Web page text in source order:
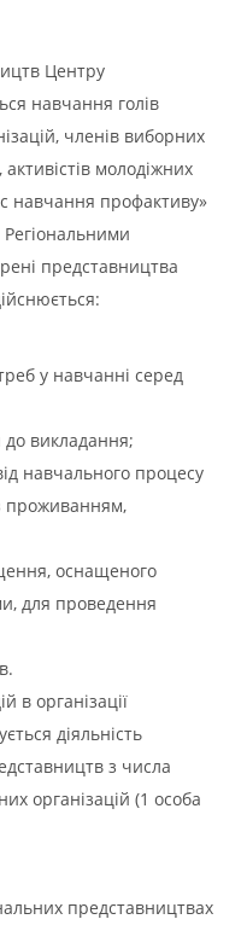
Центру
навчання голів
членів виборних
молодіжних
навчання профактиву»
представництва
у навчанні серед
до викладання;
навчального процесу
проживанням,
оснащеного
для проведення
в організації
діяльність
з числа
організацій (1 особа
представництвах